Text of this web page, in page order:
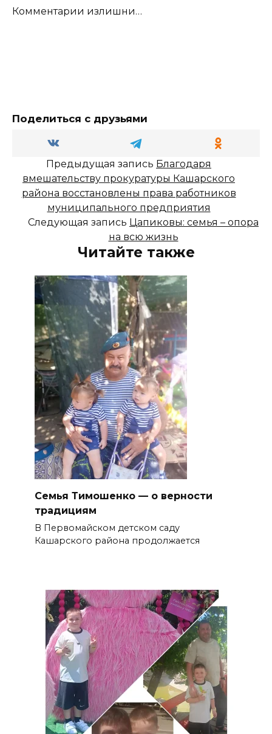
Комментарии излишни…
Поделиться с друзьями
Предыдущая запись Благодаря
вмешательству прокуратуры Кашарского
района восстановлены права работников
муниципального предприятия
Следующая запись Цапиковы: семья – опора
на всю жизнь
Читайте также
Семья Тимошенко — о верности
традициям
В Первомайском детском саду
Кашарского района продолжается